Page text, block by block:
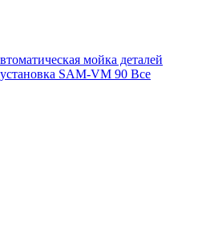
мойка деталей
SAM-VM 90 Все